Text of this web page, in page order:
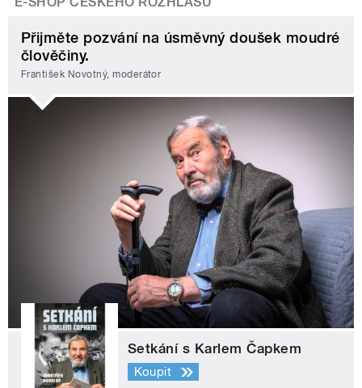
Přijměte pozvání na úsměvný doušek moudré
člověčiny.
František Novotný, moderátor
Setkání s Karlem Čapkem
Koupit